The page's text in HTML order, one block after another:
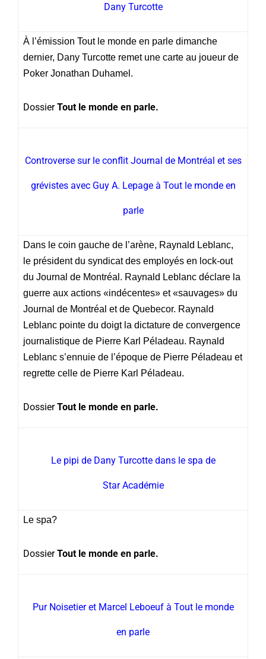
Dany Turcotte
À l’émission Tout le monde en parle dimanche
dernier, Dany Turcotte remet une carte au joueur de
Poker Jonathan Duhamel.
DossierTout le monde en parle.
Controverse sur le conflit Journal de Montréal et ses
grévistes avec Guy A. Lepage à Tout le monde en
parle
Dans le coin gauche de l’arène, Raynald Leblanc,
le président du syndicat des employés en lock-out
du Journal de Montréal. Raynald Leblanc déclare la
guerre aux actions «indécentes» et «sauvages» du
Journal de Montréal et de Quebecor. Raynald
Leblanc pointe du doigt la dictature de convergence
journalistique de Pierre Karl Péladeau. Raynald
Leblanc s’ennuie de l’époque de Pierre Péladeau et
regrette celle de Pierre Karl Péladeau.
DossierTout le monde en parle.
Le pipi de Dany Turcotte dans le spa de
Star Académie
Le spa?
DossierTout le monde en parle.
Pur Noisetier et Marcel Leboeuf à Tout le monde
en parle